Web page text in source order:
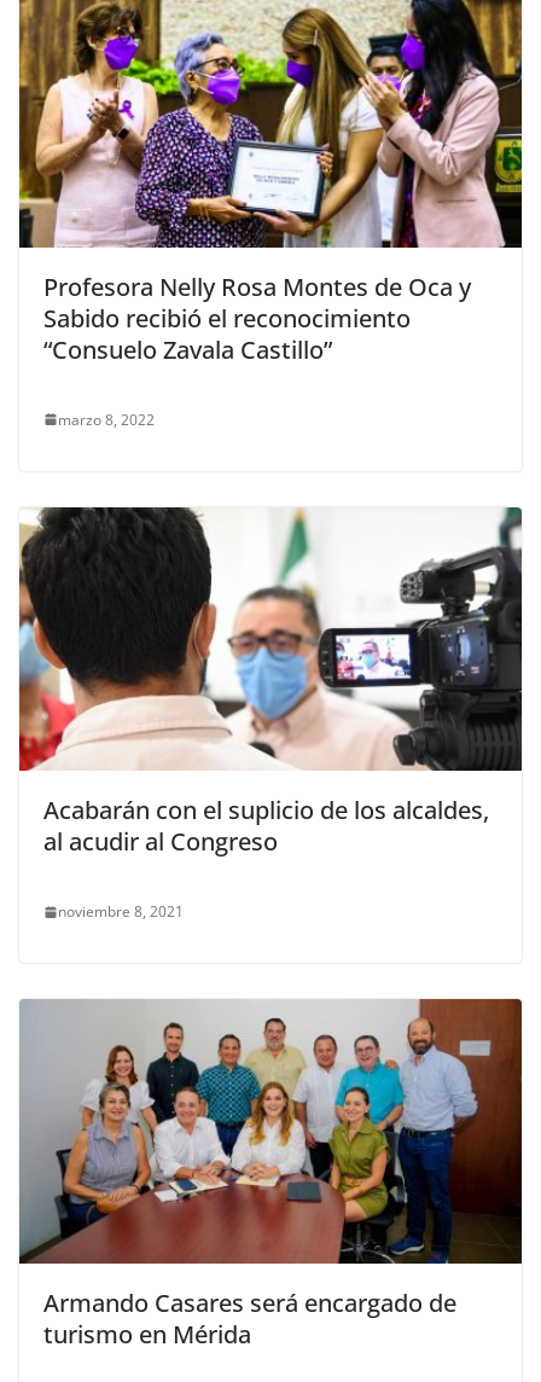
Profesora Nelly Rosa Montes de Oca y
Sabido recibió el reconocimiento
“Consuelo Zavala Castillo”
marzo 8, 2022
Acabarán con el suplicio de los alcaldes,
al acudir al Congreso
noviembre 8, 2021
Armando Casares será encargado de
turismo en Mérida